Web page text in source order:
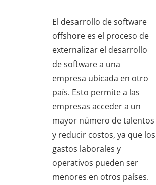
El desarrollo de software
offshore es el proceso de
externalizar el desarrollo
de software a una
empresa ubicada en otro
país. Esto permite a las
empresas acceder a un
mayor número de talentos
y reducir costos, ya que los
gastos laborales y
operativos pueden ser
menores en otros países.